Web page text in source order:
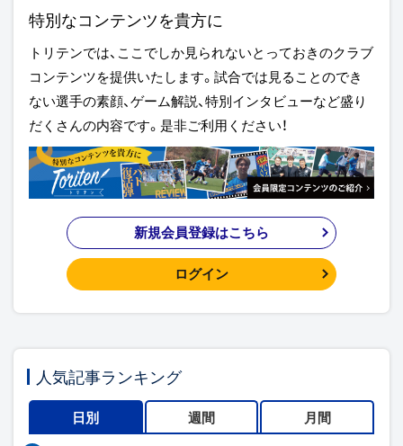
特別なコンテンツを貴方に
トリテンでは、ここでしか見られないとっておきのクラブ
コンテンツを提供いたします。試合では見ることのでき
ない選手の素顔、ゲーム解説、特別インタビューなど盛り
だくさんの内容です。是非ご利用ください！
新規会員登録はこちら
ログイン
人気記事ランキング
日別 週間 月間